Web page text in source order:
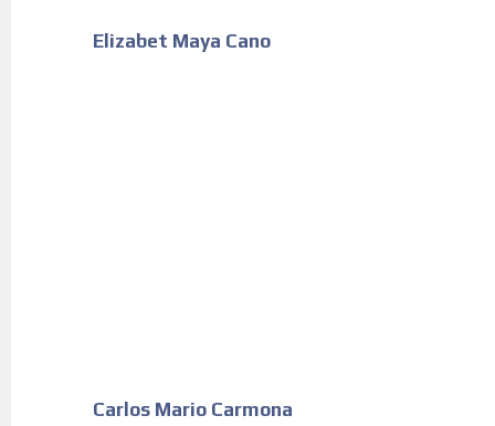
Elizabet Maya Cano
Carlos Mario Carmona